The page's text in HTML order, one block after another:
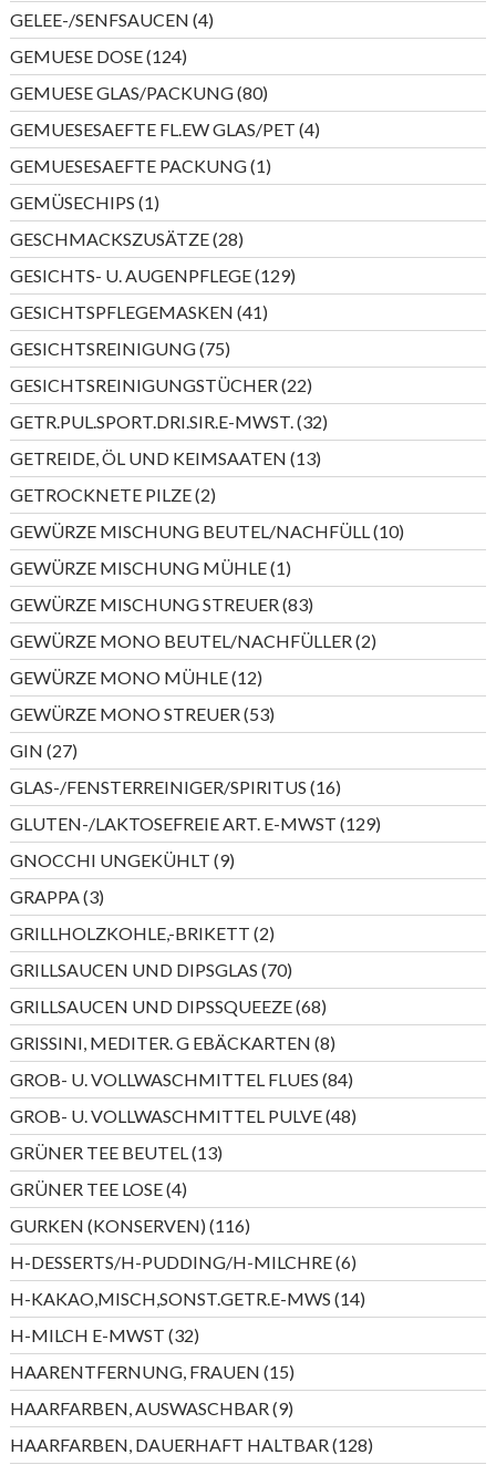
Produkt
GELEE-/SENFSAUCEN 44
Produkte
GEMUESE DOSE 124124
Produkte
GEMUESE GLAS/PACKUNG 8080
Produkte
GEMUESESAEFTE FL.EW GLAS/PET 44
Produkte
GEMUESESAEFTE PACKUNG 11
Produkt
GEMÜSECHIPS 11
Produkt
GESCHMACKSZUSÄTZE 2828
Produkte
GESICHTS- U. AUGENPFLEGE 129129
Produkte
GESICHTSPFLEGEMASKEN 4141
Produkte
GESICHTSREINIGUNG 7575
Produkte
GESICHTSREINIGUNGSTÜCHER 2222
Produkte
GETR.PUL.SPORT.DRI.SIR.E-MWST. 3232
Produkte
GETREIDE, ÖL UND KEIMSAATEN 1313
Produkte
GETROCKNETE PILZE 22
Produkte
GEWÜRZE MISCHUNG BEUTEL/NACHFÜLL 1010
Produkte
GEWÜRZE MISCHUNG MÜHLE 11
Produkt
GEWÜRZE MISCHUNG STREUER 8383
Produkte
GEWÜRZE MONO BEUTEL/NACHFÜLLER 22
Produkte
GEWÜRZE MONO MÜHLE 1212
Produkte
GEWÜRZE MONO STREUER 5353
Produkte
GIN 2727
Produkte
GLAS-/FENSTERREINIGER/SPIRITUS 1616
Produkte
GLUTEN-/LAKTOSEFREIE ART. E-MWST 129129
Produkte
GNOCCHI UNGEKÜHLT 99
Produkte
GRAPPA 33
Produkte
GRILLHOLZKOHLE,-BRIKETT 22
Produkte
GRILLSAUCEN UND DIPSGLAS 7070
Produkte
GRILLSAUCEN UND DIPSSQUEEZE 6868
Produkte
GRISSINI, MEDITER. G EBÄCKARTEN 88
Produkte
GROB- U. VOLLWASCHMITTEL FLUES 8484
Produkte
GROB- U. VOLLWASCHMITTEL PULVE 4848
Produkte
GRÜNER TEE BEUTEL 1313
Produkte
GRÜNER TEE LOSE 44
Produkte
GURKEN (KONSERVEN) 116116
Produkte
H-DESSERTS/H-PUDDING/H-MILCHRE 66
Produkte
H-KAKAO,MISCH,SONST.GETR.E-MWS 1414
Produkte
H-MILCH E-MWST 3232
Produkte
HAARENTFERNUNG, FRAUEN 1515
Produkte
HAARFARBEN, AUSWASCHBAR 99
Produkte
HAARFARBEN, DAUERHAFT HALTBAR 128128